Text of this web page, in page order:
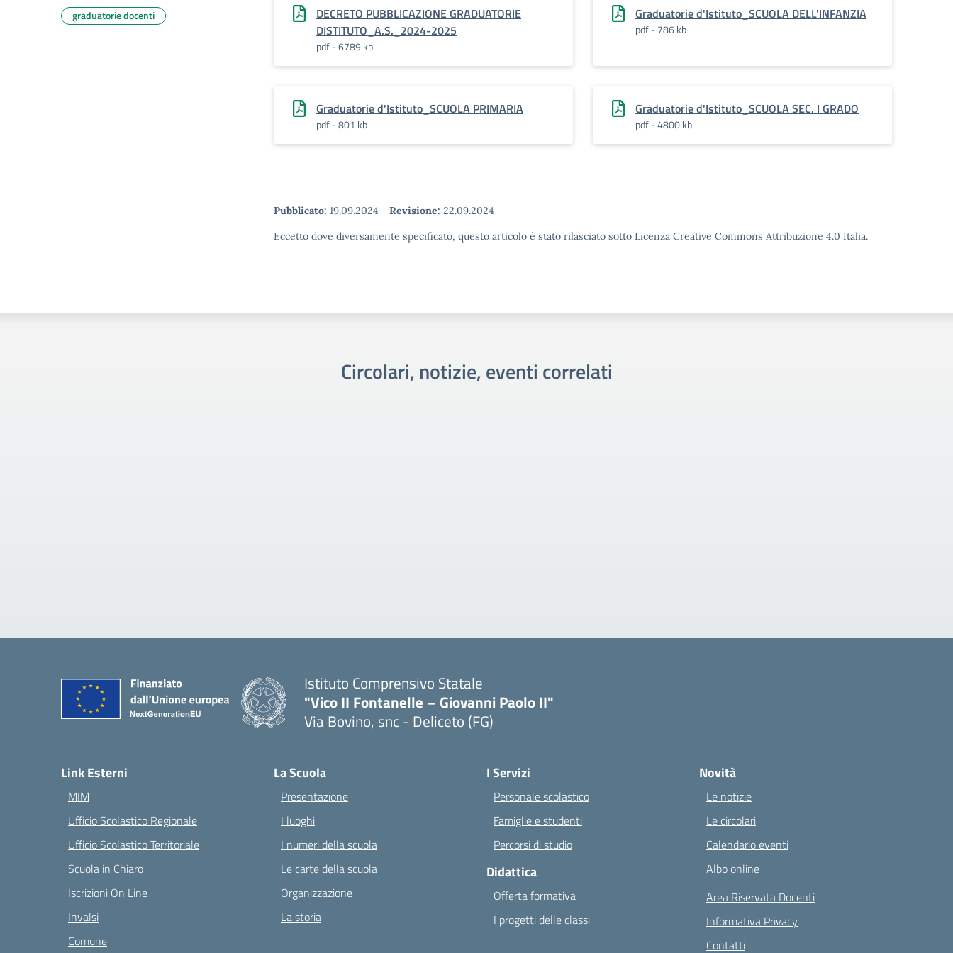
DECRETO PUBBLICAZIONE GRADUATORIE
DISTITUTO_A.S._2024-2025
pdf - 6789 kb
Graduatorie d'Istituto_SCUOLA DELL'INFANZIA
pdf - 786 kb
Graduatorie d'Istituto_SCUOLA PRIMARIA
pdf - 801 kb
Graduatorie d'Istituto_SCUOLA SEC. I GRADO
pdf - 4800 kb
Pubblicato: 19.09.2024 - Revisione: 22.09.2024
Eccetto dove diversamente specificato, questo articolo è stato rilasciato sotto Licenza Creative Commons Attribuzione 4.0 Italia.
graduatorie docenti
Circolari, notizie, eventi correlati
Istituto Comprensivo Statale
"Vico II Fontanelle – Giovanni Paolo II"
Via Bovino, snc - Deliceto (FG)
Link Esterni
MIM
Ufficio Scolastico Regionale
Ufficio Scolastico Territoriale
Scuola in Chiaro
Iscrizioni On Line
Invalsi
Comune
La Scuola
Presentazione
I luoghi
I numeri della scuola
Le carte della scuola
Organizzazione
La storia
I Servizi
Personale scolastico
Famiglie e studenti
Percorsi di studio
Didattica
Offerta formativa
I progetti delle classi
Novità
Le notizie
Le circolari
Calendario eventi
Albo online
Area Riservata Docenti
Informativa Privacy
Contatti